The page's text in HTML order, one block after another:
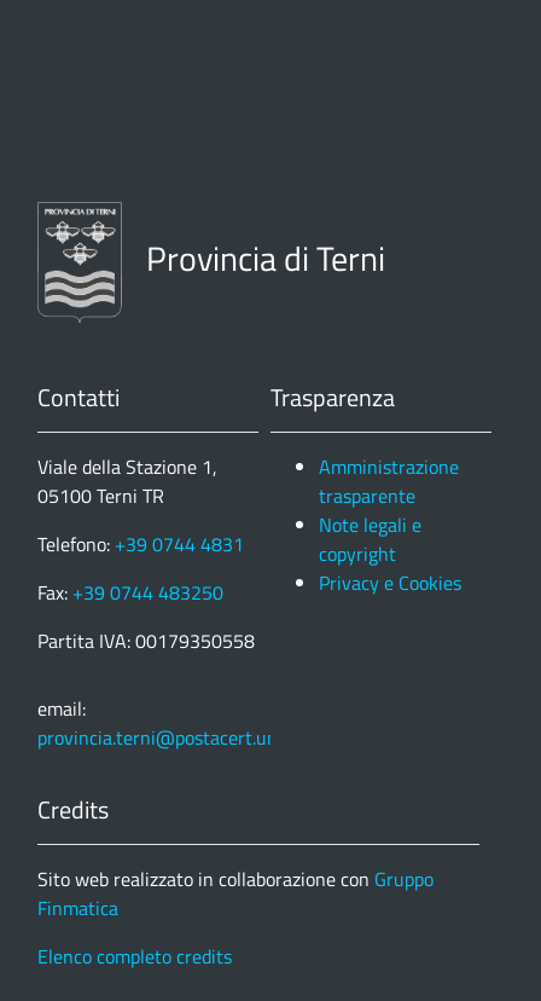
Provincia di Terni
Contatti
Viale della Stazione 1,
05100 Terni TR
Telefono: +39 0744 4831
Fax: +39 0744 483250
Partita IVA: 00179350558
email:
provincia.terni@postacert.umbria.it
Trasparenza
Amministrazione
trasparente
Note legali e
copyright
Privacy e Cookies
Credits
Sito web realizzato in collaborazione con Gruppo
Finmatica
Elenco completo credits